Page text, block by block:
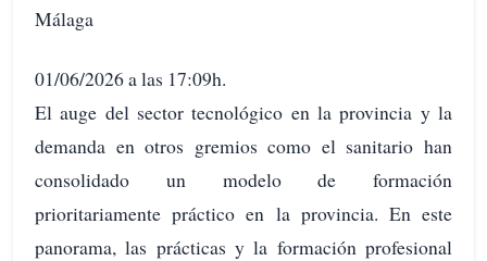
Málaga
01/06/2026 a las 17:09h.
El auge del sector tecnológico en la provincia y la
demanda en otros gremios como el sanitario han
consolidado un modelo de formación
prioritariamente práctico en la provincia. En este
panorama, las prácticas y la formación profesional